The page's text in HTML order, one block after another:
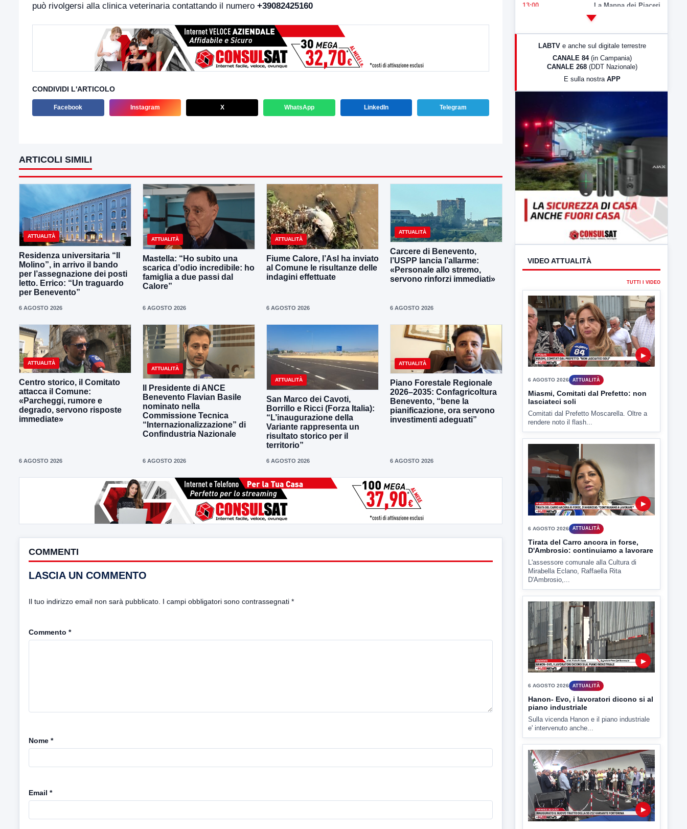
può rivolgersi alla clinica veterinaria contattando il numero +39082425160
CONDIVIDI L'ARTICOLO
Facebook Instagram X WhatsApp LinkedIn Telegram
ARTICOLI SIMILI
ATTUALITÀ
Residenza universitaria “Il
Molino”, in arrivo il bando
per l’assegnazione dei posti
letto. Errico: “Un traguardo
per Benevento”
6 AGOSTO 2026
ATTUALITÀ
Mastella: “Ho subito una
scarica d’odio incredibile: ho
famiglia a due passi dal
Calore”
6 AGOSTO 2026
ATTUALITÀ
Fiume Calore, l’Asl ha inviato
al Comune le risultanze delle
indagini effettuate
6 AGOSTO 2026
ATTUALITÀ
Carcere di Benevento,
l’USPP lancia l’allarme:
«Personale allo stremo,
servono rinforzi immediati»
6 AGOSTO 2026
ATTUALITÀ
Centro storico, il Comitato
attacca il Comune:
«Parcheggi, rumore e
degrado, servono risposte
immediate»
6 AGOSTO 2026
ATTUALITÀ
Il Presidente di ANCE
Benevento Flavian Basile
nominato nella
Commissione Tecnica
“Internazionalizzazione” di
Confindustria Nazionale
6 AGOSTO 2026
ATTUALITÀ
San Marco dei Cavoti,
Borrillo e Ricci (Forza Italia):
“L’inaugurazione della
Variante rappresenta un
risultato storico per il
territorio”
6 AGOSTO 2026
ATTUALITÀ
Piano Forestale Regionale
2026–2035: Confagricoltura
Benevento, “bene la
pianificazione, ora servono
investimenti adeguati”
6 AGOSTO 2026
COMMENTI
LASCIA UN COMMENTO
Il tuo indirizzo email non sarà pubblicato. I campi obbligatori sono contrassegnati *
Commento *
Nome *
Email *
13:00 La Mappa dei Piaceri
LabNews (Diretta)
LABTV e anche sul digitale terrestre
CANALE 84 (in Campania)
CANALE 268 (DDT Nazionale)
E sulla nostra APP
VIDEO ATTUALITÀ
6 AGOSTO 2026 ATTUALITÀ
Miasmi, Comitati dal Prefetto: non
lasciateci soli
Comitati dal Prefetto Moscarella. Oltre a
rendere noto il flash...
6 AGOSTO 2026 ATTUALITÀ
Tirata del Carro ancora in forse,
D'Ambrosio: continuiamo a lavorare
L'assessore comunale alla Cultura di
Mirabella Eclano, Raffaella Rita
D'Ambrosio,...
▶
6 AGOSTO 2026 ATTUALITÀ
Hanon- Evo, i lavoratori dicono si al
piano industriale
Sulla vicenda Hanon e il piano industriale